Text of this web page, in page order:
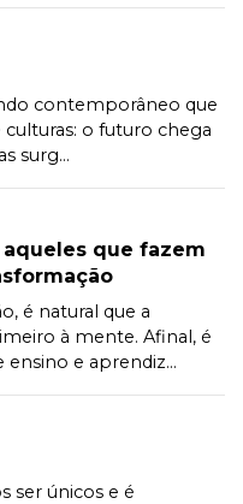
contemporâneo que
culturas: o futuro chega
surg...
aqueles que fazem
é natural que a
à mente. Afinal, é
e aprendiz...
ser únicos e é